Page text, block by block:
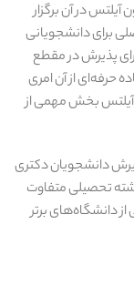
در آن برگزار
برای دانشجویانی
پذیرش در مقطع
حرفه‌ای از آن امری
آیلتس بخش مهمی از
دانشجویان دکتری
تحصیلی متفاوت
از دانشگاه‌های برتر